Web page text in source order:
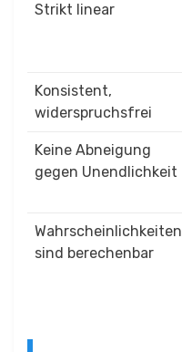
Strikt linear
Konsistent,
widerspruchsfrei
Keine Abneigung
gegen Unendlichkeit
Wahrscheinlichkeiten
sind berechenbar